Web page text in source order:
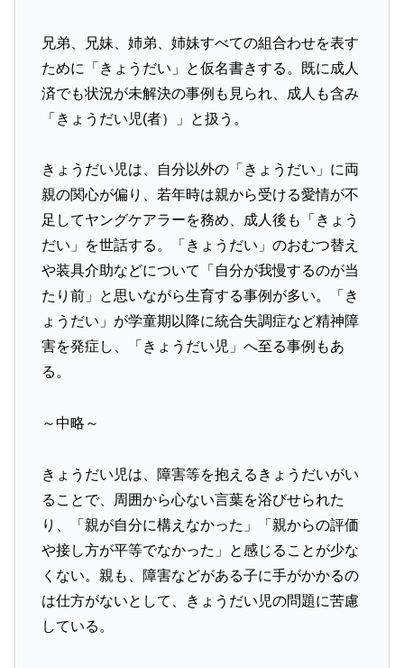
兄弟、兄妹、姉弟、姉妹すべての組合わせを表す
ために「きょうだい」と仮名書きする。既に成人
済でも状況が未解決の事例も見られ、成人も含み
「きょうだい児(者）」と扱う。
きょうだい児は、自分以外の「きょうだい」に両
親の関心が偏り、若年時は親から受ける愛情が不
足してヤングケアラーを務め、成人後も「きょう
だい」を世話する。「きょうだい」のおむつ替え
や装具介助などについて「自分が我慢するのが当
たり前」と思いながら生育する事例が多い。「き
ょうだい」が学童期以降に統合失調症など精神障
害を発症し、「きょうだい児」へ至る事例もあ
る。
～中略～
きょうだい児は、障害等を抱えるきょうだいがい
ることで、周囲から心ない言葉を浴びせられた
り、「親が自分に構えなかった」「親からの評価
や接し方が平等でなかった」と感じることが少な
くない。親も、障害などがある子に手がかかるの
は仕方がないとして、きょうだい児の問題に苦慮
している。